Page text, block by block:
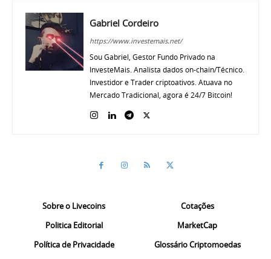
Gabriel Cordeiro
https://www.investemais.net/
Sou Gabriel, Gestor Fundo Privado na
InvesteMais. Analista dados on-chain/Técnico.
Investidor e Trader criptoativos. Atuava no
Mercado Tradicional, agora é 24/7 Bitcoin!
Sobre o Livecoins
Politica Editorial
Política de Privacidade
Cotações
MarketCap
Glossário Criptomoedas